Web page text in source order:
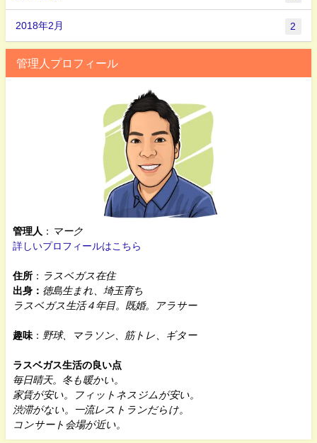
2018年2月 2
管理人プロフィール
管理人 ：
マーク
詳しいプロフィールはこちら
住所 ：
ラスベガス在住
出身： 徳島生まれ、埼玉育ち
ラスベガス生活４年目。既婚。アラサー
趣味 ： 野球、マラソン、筋トレ、ギター
ラスベガス生活の良い点
毎日晴天。冬も暖かい。
家賃が安い。フィットネスジムが安い。
渋滞がない。一流レストランだらけ。
コンサート会場が近い。